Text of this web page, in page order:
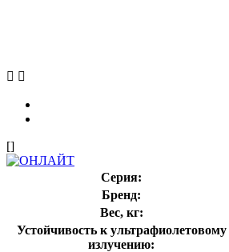
[]
Серия:
Бренд:
Вес, кг:
Устойчивость к ультрафиолетовому
излучению: